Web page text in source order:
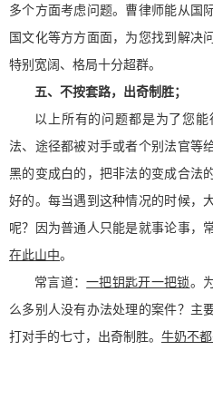
多个方面考虑问题。曹律师能从国
国文化等方方面面，为您找到解决
特别宽阔、格局十分超群。
五、不按套路，出奇制胜；
以上所有的问题都是为了您
法、途径都被对手或者个别法官等
黑的变成白的，把非法的变成合法
好的。每当遇到这种情况的时候，
呢？因为普通人只能是就事论事，
在此山中。
常言道：一把钥匙开一把锁。
么多别人没有办法处理的案件？主
打对手的七寸，出奇制胜。 牛奶不都